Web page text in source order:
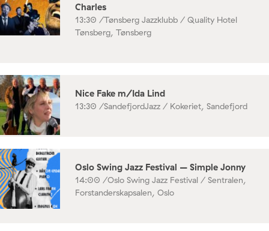
Charles
13:30 /Tønsberg Jazzklubb / Quality Hotel
Tønsberg, Tønsberg
Nice Fake m/Ida Lind
13:30 /SandefjordJazz / Kokeriet, Sandefjord
Oslo Swing Jazz Festival – Simple Jonny
14:00 /Oslo Swing Jazz Festival / Sentralen,
Forstanderskapsalen, Oslo